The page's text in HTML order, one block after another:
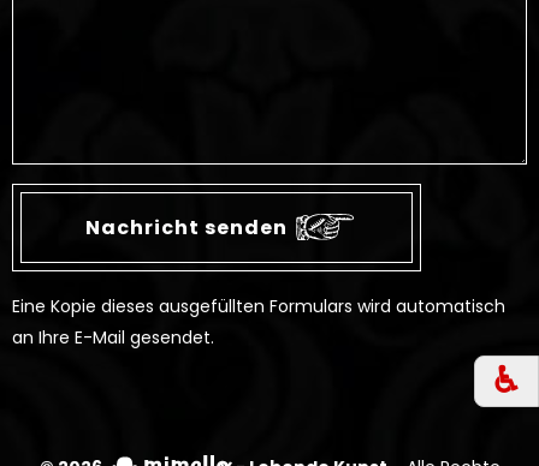
♿︎
Eine Kopie dieses ausgefüllten Formulars wird automatisch
an Ihre E-Mail gesendet.